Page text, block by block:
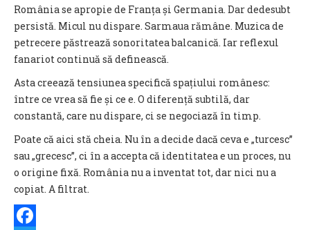
România se apropie de Franța și Germania. Dar dedesubt
persistă. Micul nu dispare. Sarmaua rămâne. Muzica de
petrecere păstrează sonoritatea balcanică. Iar reflexul
fanariot continuă să definească.
Asta creează tensiunea specifică spațiului românesc:
între ce vrea să fie și ce e. O diferență subtilă, dar
constantă, care nu dispare, ci se negociază în timp.
Poate că aici stă cheia. Nu în a decide dacă ceva e „turcesc”
sau „grecesc”, ci în a accepta că identitatea e un proces, nu
o origine fixă. România nu a inventat tot, dar nici nu a
copiat. A filtrat.